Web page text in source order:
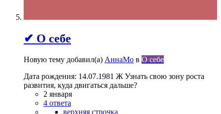
✔ О себе
Новую тему добавил(а) АннаМо в О себе
Дата рождения: 14.07.1981 Ж Узнать свою зону роста
развития, куда двигаться дальше?
2 января
4 ответа
верхняя строчка